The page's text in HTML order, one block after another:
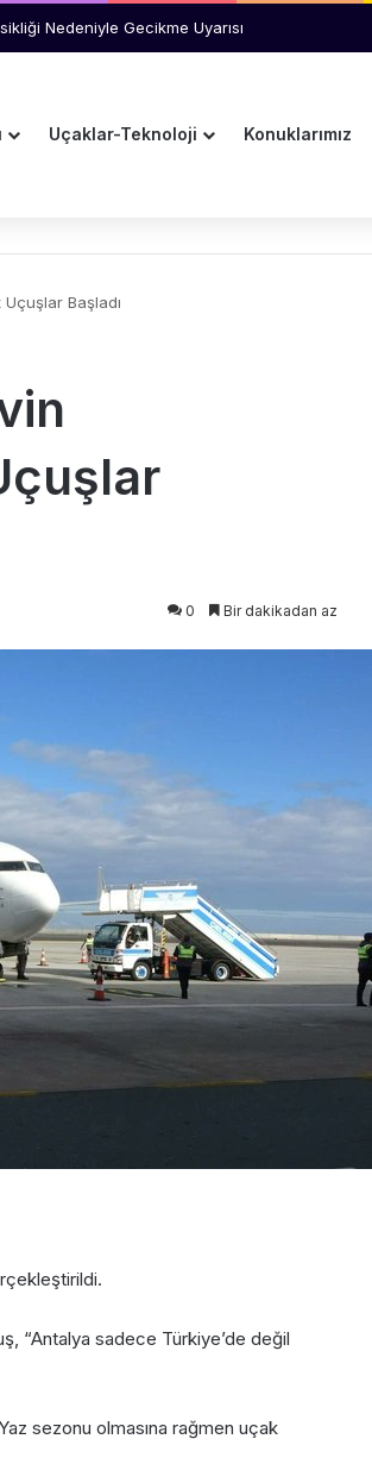
Etti
Uçaklar-Teknoloji Konuklarımız
Uçuşlar Başladı
0 Bir dakikadan az
“Antalya sadece Türkiye’de değil
sezonu olmasına rağmen uçak